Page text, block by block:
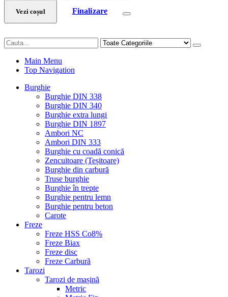
Vezi coșul Finalizare
Main Menu
Top Navigation
Burghie
Burghie DIN 338
Burghie DIN 340
Burghie extra lungi
Burghie DIN 1897
Ambori NC
Ambori DIN 333
Burghie cu coadă conică
Zencuitoare (Teșitoare)
Burghie din carbură
Truse burghie
Burghie în trepte
Burghie pentru lemn
Burghie pentru beton
Carote
Freze
Freze HSS Co8%
Freze Biax
Freze disc
Freze Carbură
Tarozi
Tarozi de mașină
Metric